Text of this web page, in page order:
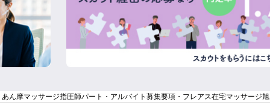
ん摩マッサージ指圧師パート・アルバイト募集要項・フレアス在宅マッサージ